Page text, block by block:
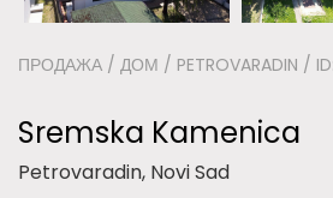
ПРОДАЖА / ДОМ / PETROVARADIN / ID:
Sremska Kamenica
Petrovaradin, Novi Sad